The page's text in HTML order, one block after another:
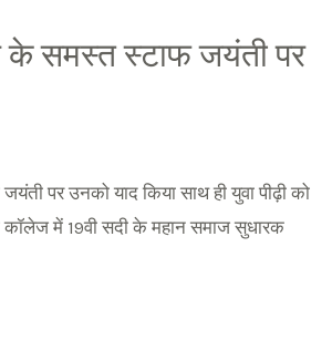
के समस्त स्टाफ जयंती पर
पर उनको याद किया साथ ही युवा पीढ़ी को
कॉलेज में 19वी सदी के महान समाज सुधारक